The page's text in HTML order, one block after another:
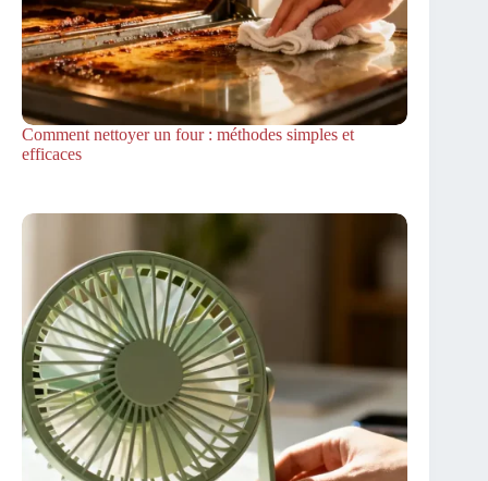
Comment nettoyer un four : méthodes simples et
efficaces